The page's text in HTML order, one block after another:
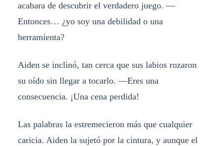
acabara de descubrir el verdadero juego. —
Entonces… ¿yo soy una debilidad o una
herramienta?
Aiden se inclinó, tan cerca que sus labios rozaron
su oído sin llegar a tocarlo. —Eres una
consecuencia. ¡Una cena perdida!
Las palabras la estremecieron más que cualquier
caricia. Aiden la sujetó por la cintura, y aunque el